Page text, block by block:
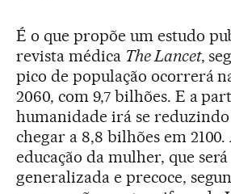
É o que propõe um estudo
revista médica The Lancet,
pico de população ocorrerá
2060, com 9,7 bilhões. E a
humanidade irá se
chegar a 8,8 bilhões em 2100.
educação da mulher, que
generalizada e precoce,